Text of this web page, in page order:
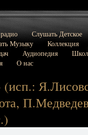
Слушать Детское
Музыку
Коллекция
Аудиопедия
О нас